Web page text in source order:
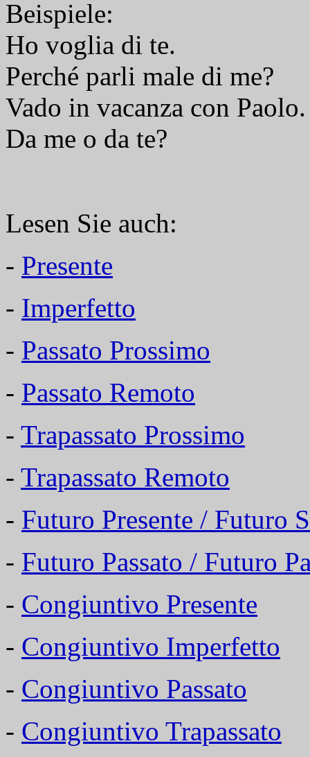
Beispiele:
Ho voglia di te.
Perché parli male di me?
Vado in vacanza con
Da me o da te?
Lesen Sie auch:
- Presente
- Imperfetto
- Passato Prossimo
- Passato Remoto
- Trapassato Prossimo
- Trapassato Remoto
- Futuro Presente / Futuro
- Futuro Passato / Futuro
- Congiuntivo Presente
- Congiuntivo Imperfetto
- Congiuntivo Passato
- Congiuntivo Trapassato